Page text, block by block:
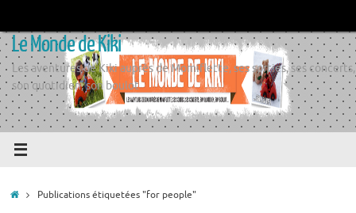
contenu
Le Monde de Kiki
Les aventures de Kiki auprès de Momiflette, ses sorties, ses concerts,
son quotidien, son boulot
AccueilPublications étiquetées "for people"